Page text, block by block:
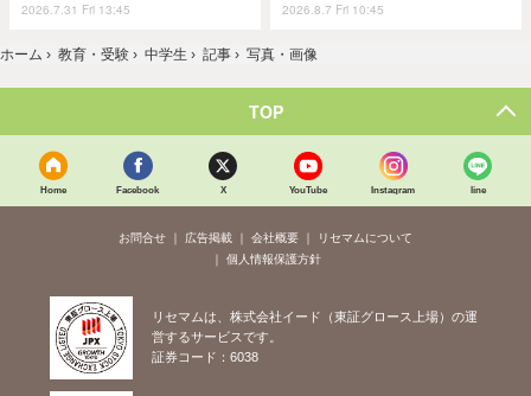
2026.7.31 Fri 13:45 2026.8.7 Fri 10:45
ホーム › 教育・受験 › 中学生 › 記事 › 写真・画像
TOP
Home Facebook X YouTube Instagram line
お問合せ 広告掲載 会社概要
リセマムについて
個人情報保護方針
リセマムは、株式会社イード（東証グロース上場）の運
営するサービスです。
証券コード：6038